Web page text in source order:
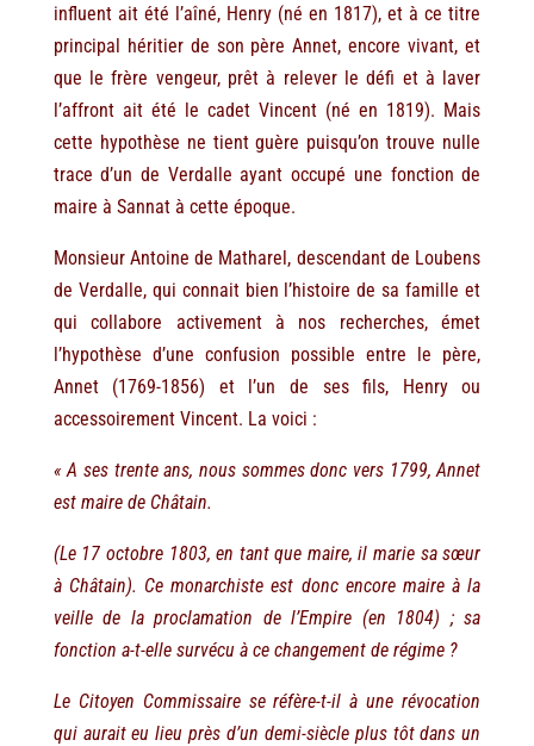
influent ait été l’aîné, Henry (né en 1817), et à ce titre
principal héritier de son père Annet, encore vivant, et
que le frère vengeur, prêt à relever le défi et à laver
l’affront ait été le cadet Vincent (né en 1819). Mais
cette hypothèse ne tient guère puisqu’on trouve nulle
trace d’un de Verdalle ayant occupé une fonction de
maire à Sannat à cette époque.
Monsieur Antoine de Matharel, descendant de Loubens
de Verdalle, qui connait bien l’histoire de sa famille et
qui collabore activement à nos recherches, émet
l’hypothèse d’une confusion possible entre le père,
Annet (1769-1856) et l’un de ses fils, Henry ou
accessoirement Vincent. La voici :
« A ses trente ans, nous sommes donc vers 1799, Annet
est maire de Châtain.
(Le 17 octobre 1803, en tant que maire, il marie sa sœur
à Châtain). Ce monarchiste est donc encore maire à la
veille de la proclamation de l’Empire (en 1804) ; sa
fonction a-t-elle survécu à ce changement de régime ?
Le Citoyen Commissaire se réfère-t-il à une révocation
qui aurait eu lieu près d’un demi-siècle plus tôt dans un